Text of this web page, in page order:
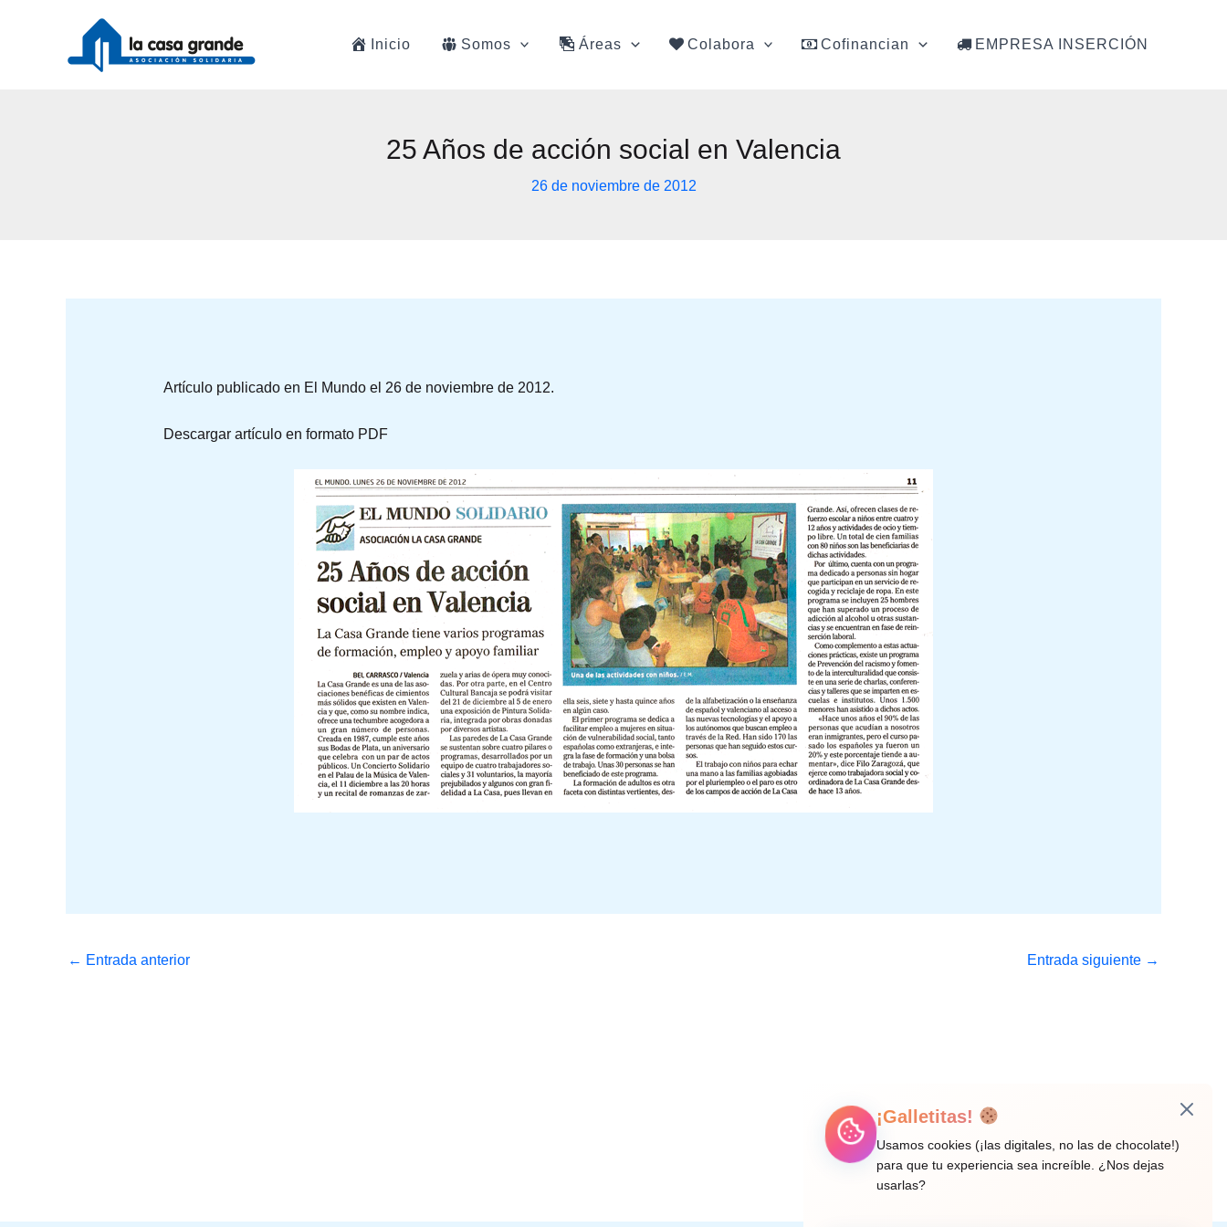
Inicio Somos Áreas Colabora Cofinancian EMPRESA INSERCIÓN
25 Años de acción social en Valencia
26 de noviembre de 2012
Artículo publicado en El Mundo el 26 de noviembre de 2012.
Descargar artículo en formato PDF
← Entrada anterior Entrada siguiente →
¡Galletitas!
Usamos cookies (¡las digitales, no las de chocolate!)
para que tu experiencia sea increíble. ¿Nos dejas
usarlas?